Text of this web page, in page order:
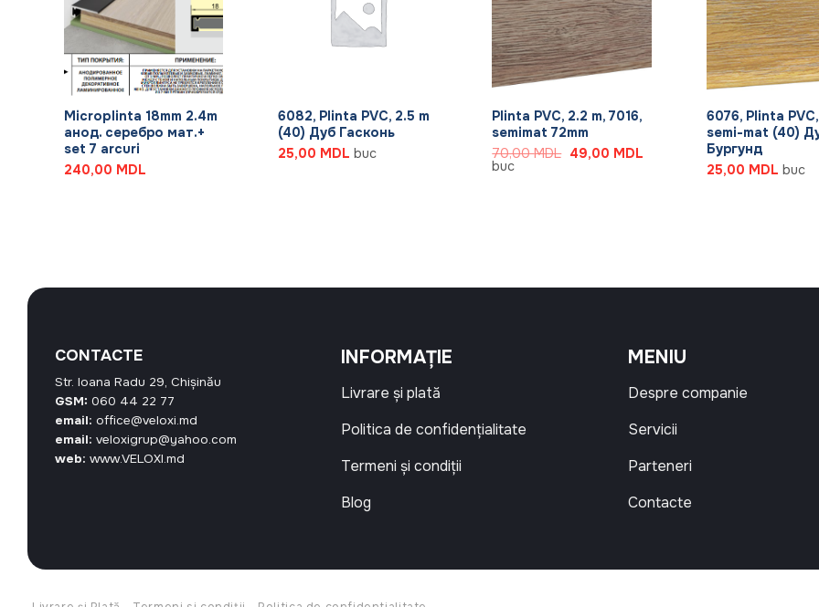
+
Microplinta 18mm 2.4m
анод. серебро мат.+
set 7 arcuri
240,00 MDL
6082, Plinta PVC, 2.5 m
(40) Дуб Гасконь
25,00 MDL buc
+
Plinta PVC, 2.2 m, 7016,
semimat 72mm
70,00MDL Prețul
inițial
49,00 MDLPrețul
buc
+
6076, Plinta
semi-mat (40)
Бургунд
25,00 MDL buc
CONTACTE
Str. Ioana Radu 29, Chișinău
GSM: 060 44 22 77
email: office@veloxi.md
email: veloxigrup@yahoo.com
web: www.VELOXI.md
INFORMAȚIE
Livrare și plată
Politica de confidențialitate
Termeni și condiții
Blog
MENIU
Despre companie
Servicii
Parteneri
Contacte